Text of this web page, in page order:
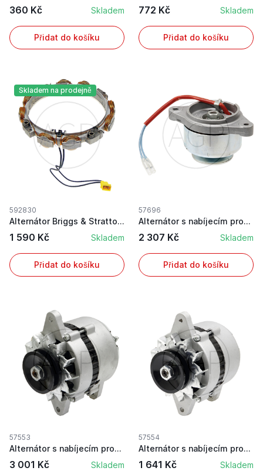
360 Kč Skladem
Přidat do košíku
772 Kč Skladem
Přidat do košíku
Skladem na prodejně
592830
Alternátor Briggs & Stratton 592830 dobíjecí cí...
1 590 Kč Skladem
Přidat do košíku
57696
Alternátor s nabíjecím proudem 14 A a napětím 1...
2 307 Kč Skladem
Přidat do košíku
57553
Alternátor s nabíjecím proudem 35 A a napětím 14 V
3 001 Kč Skladem
57554
Alternátor s nabíjecím proudem 35 A a napětím 1...
1 641 Kč Skladem